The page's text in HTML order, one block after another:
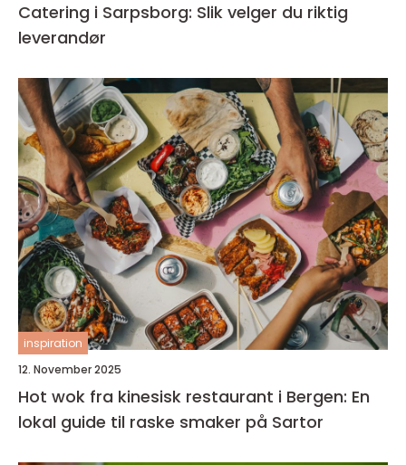
Catering i Sarpsborg: Slik velger du riktig
leverandør
inspiration
12. November 2025
Hot wok fra kinesisk restaurant i Bergen: En
lokal guide til raske smaker på Sartor